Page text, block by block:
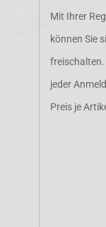
Mit Ihrer
können Sie
freischalten.
jeder
Preis je